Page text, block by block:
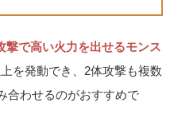
撃で高い火力を出せるモンス
を発動でき、2体攻撃も複数
合わせるのがおすすめで